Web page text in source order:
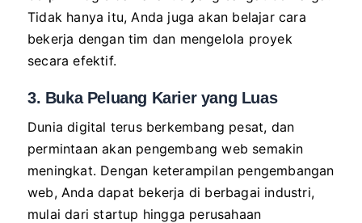
Tidak hanya itu, Anda juga akan belajar cara
bekerja dengan tim dan mengelola proyek
secara efektif.
3. Buka Peluang Karier yang Luas
Dunia digital terus berkembang pesat, dan
permintaan akan pengembang web semakin
meningkat. Dengan keterampilan pengembangan
web, Anda dapat bekerja di berbagai industri,
mulai dari startup hingga perusahaan